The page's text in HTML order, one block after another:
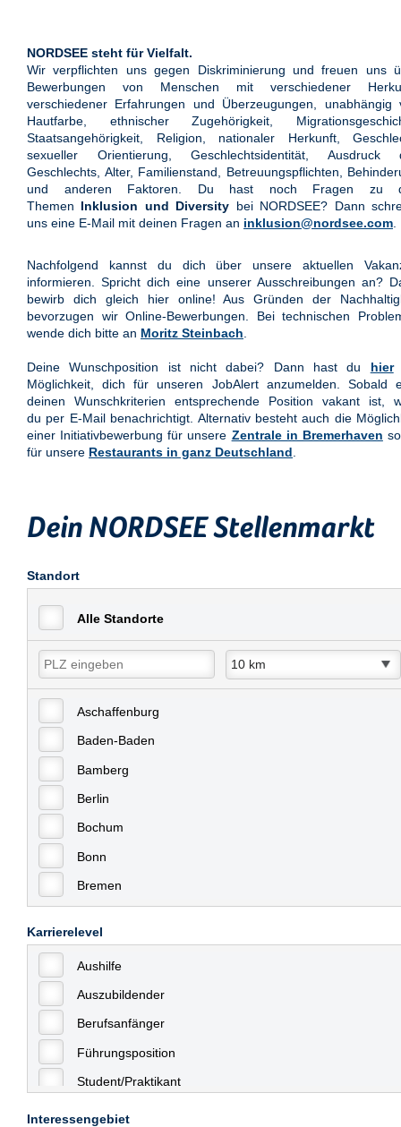
NORDSEE steht für Vielfalt.
Wir verpflichten uns gegen Diskriminierung und freuen uns
Bewerbungen von Menschen mit verschiedener
verschiedener Erfahrungen und Überzeugungen, unabhängig
Hautfarbe, ethnischer Zugehörigkeit,
Staatsangehörigkeit, Religion, nationaler Herkunft,
sexueller Orientierung, Geschlechtsidentität, Ausdruck
Geschlechts, Alter, Familienstand, Betreuungspflichten,
und anderen Faktoren. Du hast noch Fragen zu
Themen Inklusion und Diversity bei NORDSEE? Dann
uns eine E-Mail mit deinen Fragen an inklusion@nordsee.com
Nachfolgend kannst du dich über unsere aktuellen
informieren. Spricht dich eine unserer Ausschreibungen an?
bewirb dich gleich hier online! Aus Gründen der
bevorzugen wir Online-Bewerbungen. Bei technischen
wende dich bitte an Moritz Steinbach
Deine Wunschposition ist nicht dabei? Dann hast du hier
Möglichkeit, dich für unseren JobAlert anzumelden. Sobald
deinen Wunschkriterien entsprechende Position vakant ist,
du per E-Mail benachrichtigt. Alternativ besteht auch die
einer Initiativbewerbung für unsere Zentrale in Bremerhaven
für unsere Restaurants in ganz Deutschland
Dein NORDSEE Stellenmarkt
Standort
Alle Standorte
Aschaffenburg
Baden-Baden
Bamberg
Berlin
Bochum
Bonn
Bremen
Celle
Chemnitz
Dessau
Dresden
Düsseldorf
Erfurt
Essen
Karrierelevel
Aushilfe
Auszubildender
Berufsanfänger
Führungsposition
Student/Praktikant
Interessengebiet